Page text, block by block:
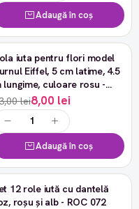
Adaugă în coș
-38%iuta pentru flori model
Eiffel, 5 cm latime, 4.5
lungime, culoare rosu -
0824
lei8,00 lei
Adaugă în coș
12 role iută cu dantelă
roșu și alb - ROC 072